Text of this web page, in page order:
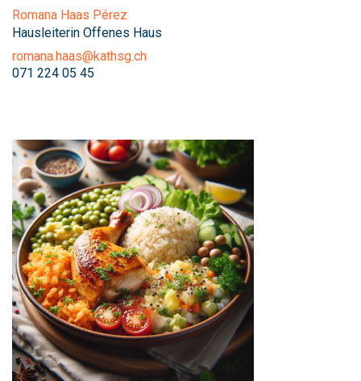
Romana Haas Pérez
Hausleiterin Offenes Haus
romana.haas@kathsg.ch
071 224 05 45